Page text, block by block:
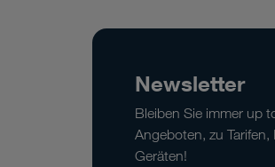
Newsletter
Bleiben Sie immer up
Angeboten, zu
Geräten!